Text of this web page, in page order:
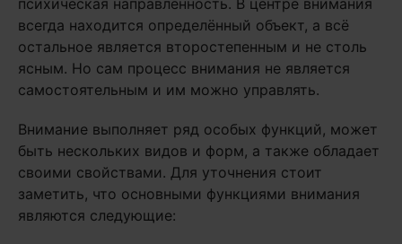
всегда находится определённый объект, а всё
остальное является второстепенным и не столь
ясным. Но сам процесс внимания не является
самостоятельным и им можно управлять.
Внимание выполняет ряд особых функций, может
быть нескольких видов и форм, а также обладает
своими свойствами. Для уточнения стоит
заметить, что основными функциями внимания
являются следующие: